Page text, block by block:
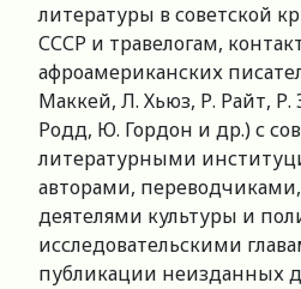
литературы в советской
СССР и травелогам,
афроамериканских
Маккей, Л. Хьюз, Р. Райт, Р.
Родд, Ю. Гордон и др.) с
литературными
авторами,
деятелями культуры и
исследовательскими
публикации неизданных